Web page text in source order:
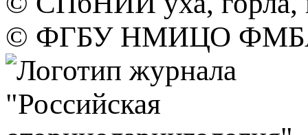
© ФГБУ НМИЦО